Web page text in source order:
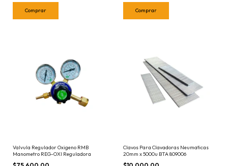
Valvula Regulador Oxigeno RMB
Manometro REG-OXI Reguladora
Clavos Para Clavadoras Neumaticas
20mm x 5000u BTA 809006